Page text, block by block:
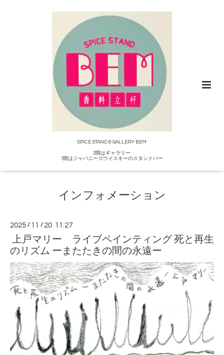
SPICE STAND & GALLERY BEM
2階はギャラリー
1階はジャパニーズウイスキーのスタンドバー
インフォメーション
2025 / 11 / 20 11:27
上戸マリー ライブペインティング 死と再生
のリズム ーまたたきの間の永遠ー